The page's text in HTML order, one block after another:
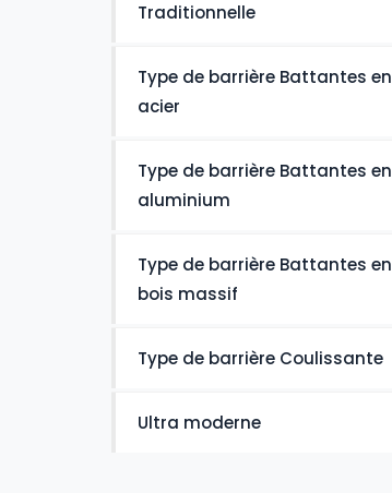
Traditionnelle
Type de barrière Battantes en
acier
Type de barrière Battantes en
aluminium
Type de barrière Battantes en
bois massif
Type de barrière Coulissante
Ultra moderne